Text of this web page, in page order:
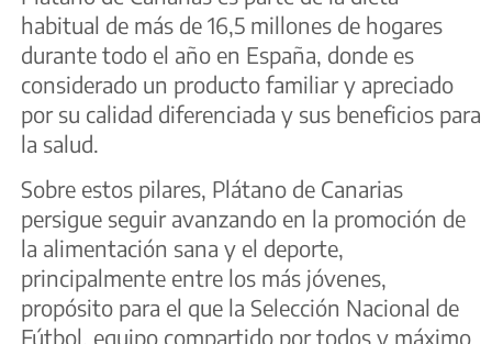
habitual de más de 16,5 millones de hogares
durante todo el año en España, donde es
considerado un producto familiar y apreciado
por su calidad diferenciada y sus beneficios para
la salud.
Sobre estos pilares, Plátano de Canarias
persigue seguir avanzando en la promoción de
la alimentación sana y el deporte,
principalmente entre los más jóvenes,
propósito para el que la Selección Nacional de
Fútbol, equipo compartido por todos y máximo